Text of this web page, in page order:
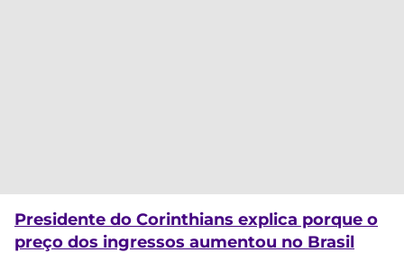
Presidente do Corinthians explica porque o
preço dos ingressos aumentou no Brasil